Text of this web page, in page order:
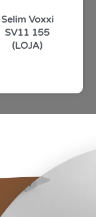
Selim Voxxi
SV11 155
(LOJA)